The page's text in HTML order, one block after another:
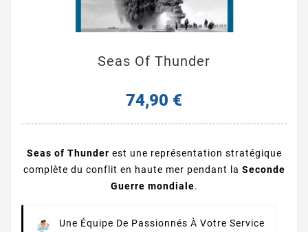
Seas Of Thunder
74,90 €
Seas of Thunder est une représentation stratégique
complète du conflit en haute mer pendant la Seconde
Guerre mondiale.
Une Équipe De Passionnés À Votre Service